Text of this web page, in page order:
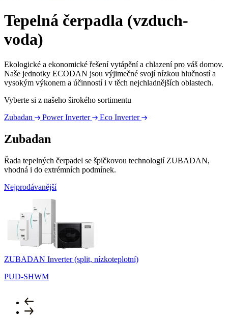
Tepelná čerpadla (vzduch-
voda)
Ekologické a ekonomické řešení vytápění a chlazení pro váš domov.
Naše jednotky ECODAN jsou výjimečné svojí nízkou hlučností a
vysokým výkonem a účinností i v těch nejchladnějších oblastech.
Vyberte si z našeho širokého sortimentu
Zubadan
Power Inverter Eco Inverter
Zubadan
Řada tepelných čerpadel se špičkovou technologií ZUBADAN,
vhodná i do extrémních podmínek.
Nejprodávanější
ZUBADAN Inverter (split, nízkoteplotní)
PUD-SHWM